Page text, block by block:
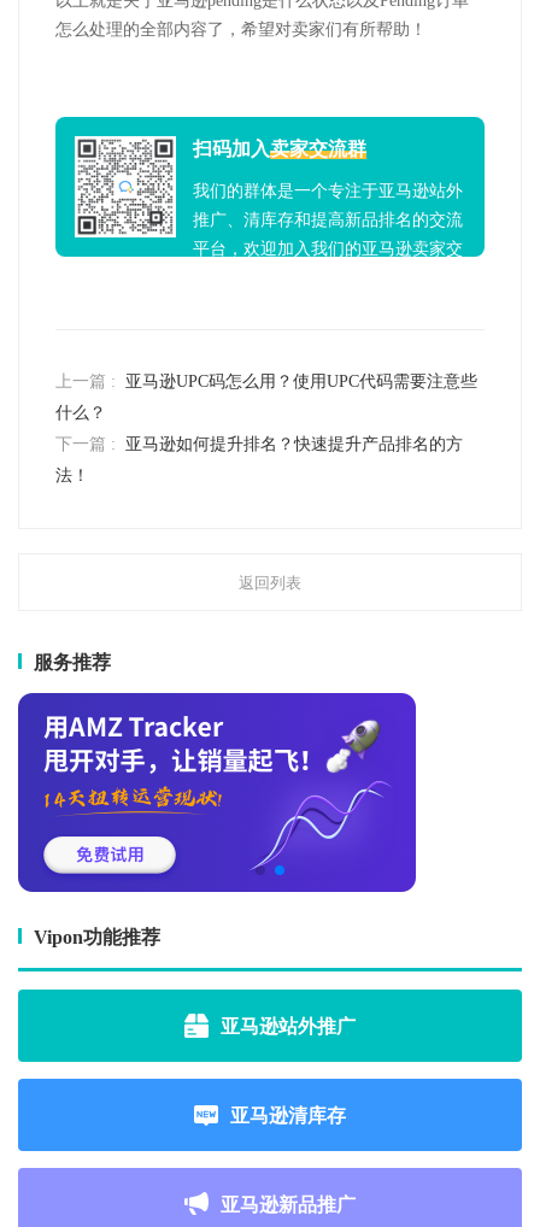
怎么处理的全部内容了，希望对卖家们有所帮助！
扫码加入卖家交流群
我们的群体是一个专注于亚马逊站外
推广、清库存和提高新品排名的交流
平台，欢迎加入我们的亚马逊卖家交
上一篇 :
亚马逊UPC码怎么用？使用UPC代码需要注意些
什么？
下一篇 :
亚马逊如何提升排名？快速提升产品排名的方
法！
返回列表
服务推荐
Vipon功能推荐
亚马逊站外推广
亚马逊清库存
亚马逊新品推广